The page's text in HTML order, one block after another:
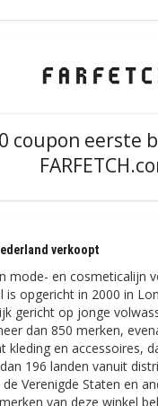
coupon eerste
verkoopt
mode- en cosmeticalijn
is opgericht in 2000 in
gericht op jonge
dan 850 merken,
kleding en accessoires,
196 landen vanuit
Verenigde Staten en
van deze winkel